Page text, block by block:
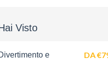
Visto
e
DA